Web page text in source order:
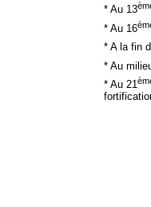
* Au 13
* Au 16
* A la fin
* Au
* Au 21